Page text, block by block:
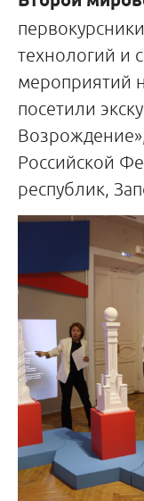
технологий и
мероприятий
посетили
Российской
республик,